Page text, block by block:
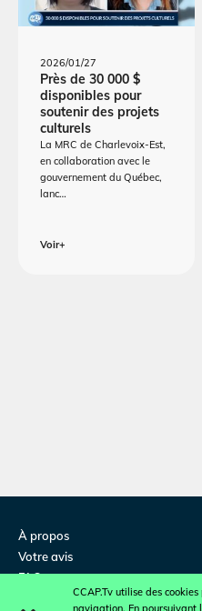
2026/01/27
Près de 30 000 $
disponibles pour
soutenir des projets
culturels
La MRC de Charlevoix-Est,
en collaboration avec le
gouvernement du Québec,
lanc…
Voir+
À propos
Votre avis
FAQ
Contactez-nousCCAP.Tv utilise des
navigation. En poursuivant